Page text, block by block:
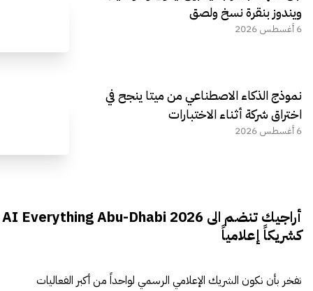
ويندوز بنقرة نسخ ولصق
6 أغسطس 2026
نموذج الذكاء الاصطناعي من ميتا ينجح في
اختراق شركة أثناء الاختبارات
6 أغسطس 2026
أراجيك تنضم الى AI Everything Abu-Dhabi 2026
كشريكاً إعلامياً
نفخر بأن نكون الشريك الإعلامي الرسمي لواحداً من أكبر الفعاليات